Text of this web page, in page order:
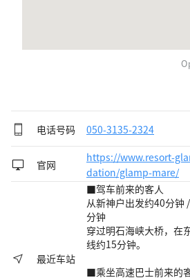
电话号码 050-3135-2324
官网
https://www.resort-
dation/glamp-mare/
最近车站
■驾车前来的客人
从新神户出发约40分钟
分钟
穿过明石海峡大桥，在
线约15分钟。
■乘坐高速巴士前来的